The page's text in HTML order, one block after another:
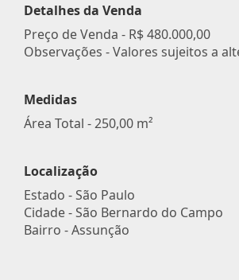
Detalhes da Venda
Preço de Venda - R$ 480.000,00
Observações - Valores sujeitos a
Medidas
Área Total - 250,00 m²
Localização
Estado -São Paulo
Cidade -São Bernardo do Campo
Bairro -Assunção